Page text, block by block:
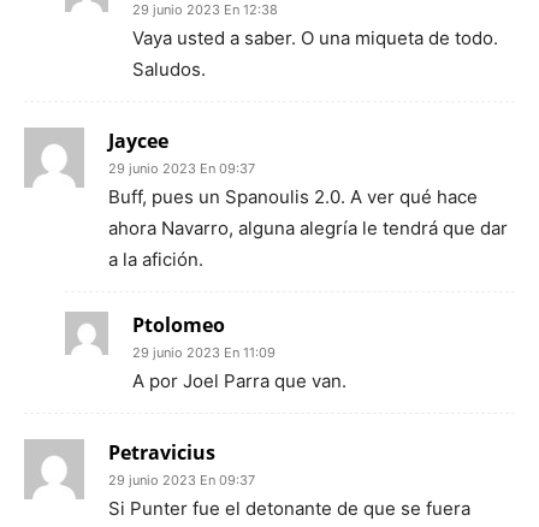
29 junio 2023 En 12:38
Vaya usted a saber. O una miqueta de todo.
Saludos.
Jaycee
29 junio 2023 En 09:37
Buff, pues un Spanoulis 2.0. A ver qué hace
ahora Navarro, alguna alegría le tendrá que dar
a la afición.
Ptolomeo
29 junio 2023 En 11:09
A por Joel Parra que van.
Petravicius
29 junio 2023 En 09:37
Si Punter fue el detonante de que se fuera